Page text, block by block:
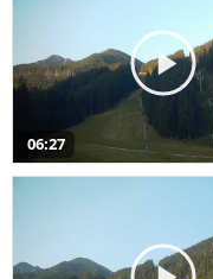
06:27